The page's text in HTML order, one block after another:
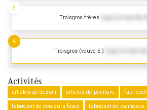
Troisgros frères
5
Troisgros (veuve E.)
6
Activités
articles de dessin articles de peinture
fabricant de couleurs fines fabricant de panneaux